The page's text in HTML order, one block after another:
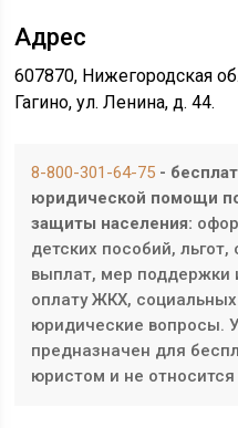
Адрес
607870, Нижегородская
Гагино, ул. Ленина, д. 44.
8-800-301-64-75 -
юридической помощи
защиты населения:
детских пособий,
выплат, мер поддержки
оплату ЖКХ, социальных
юридические вопросы.
предназначен для
юристом и не